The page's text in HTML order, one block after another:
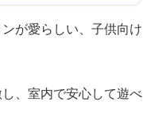
が愛らしい、子供向け
、室内で安心して遊べ